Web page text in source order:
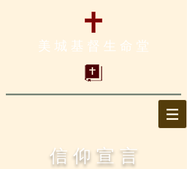
美 城 基 督 生 命 堂
信 仰 宣 言